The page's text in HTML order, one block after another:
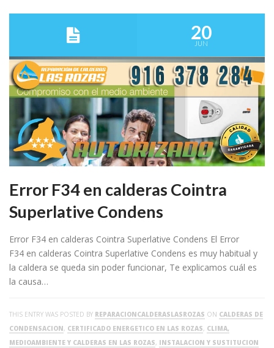
20
JUN
Error F34 en calderas Cointra
Superlative Condens
Error F34 en calderas Cointra Superlative Condens El Error
F34 en calderas Cointra Superlative Condens es muy habitual y
la caldera se queda sin poder funcionar, Te explicamos cuál es
la causa…
THIS ENTRY WAS POSTED BY REPARACIONCALDERASLASROZAS ON CALDERAS DE
CONDENSACION, CERTIFICADO ENERGETICO EN LAS ROZAS, CLIMA,
MEDIOAMBIENTE Y CALDERAS EN LAS ROZAS, INSTALACION Y SUSTITUCION